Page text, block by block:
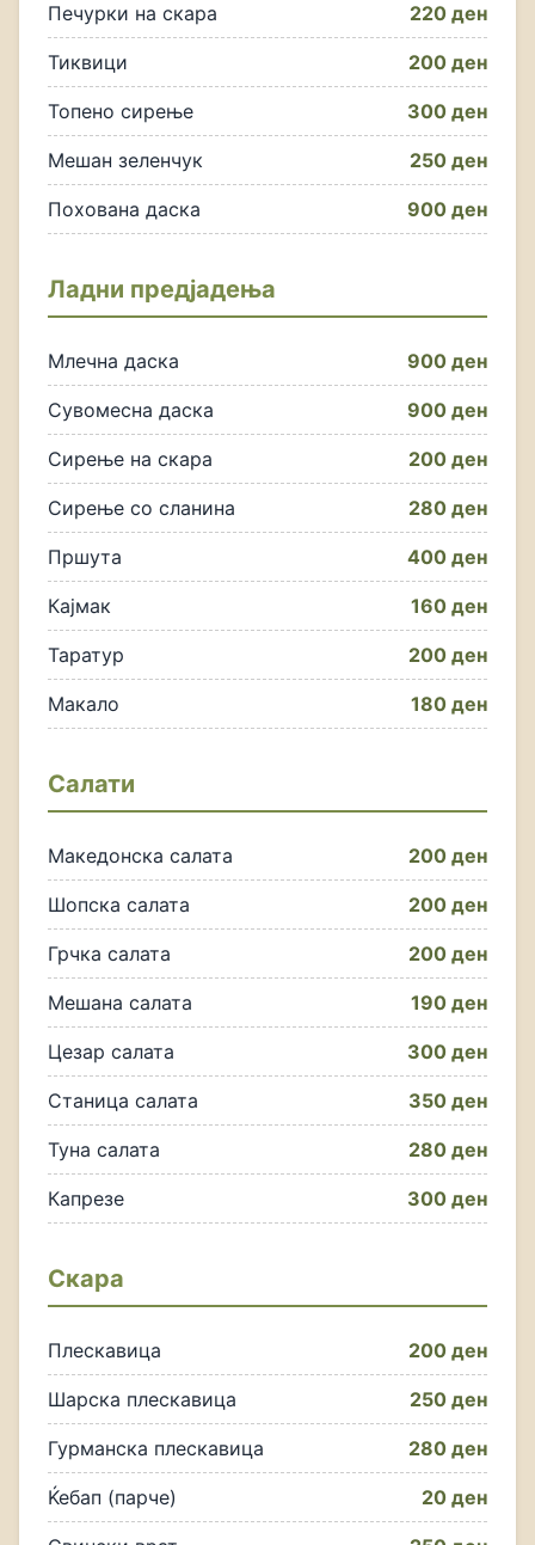
Печурки на скара 220 ден
Тиквици 200 ден
Топено сирење 300 ден
Мешан зеленчук 250 ден
Похована даска 900 ден
Ладни предјадења
Млечна даска 900 ден
Сувомесна даска 900 ден
Сирење на скара 200 ден
Сирење со сланина 280 ден
Пршута 400 ден
Кајмак 160 ден
Таратур 200 ден
Макало 180 ден
Салати
Македонска салата 200 ден
Шопска салата 200 ден
Грчка салата 200 ден
Мешана салата 190 ден
Цезар салата 300 ден
Станица салата 350 ден
Туна салата 280 ден
Капрезе 300 ден
Скара
Плескавица 200 ден
Шарска плескавица 250 ден
Гурманска плескавица 280 ден
Ќебап (парче) 20 ден